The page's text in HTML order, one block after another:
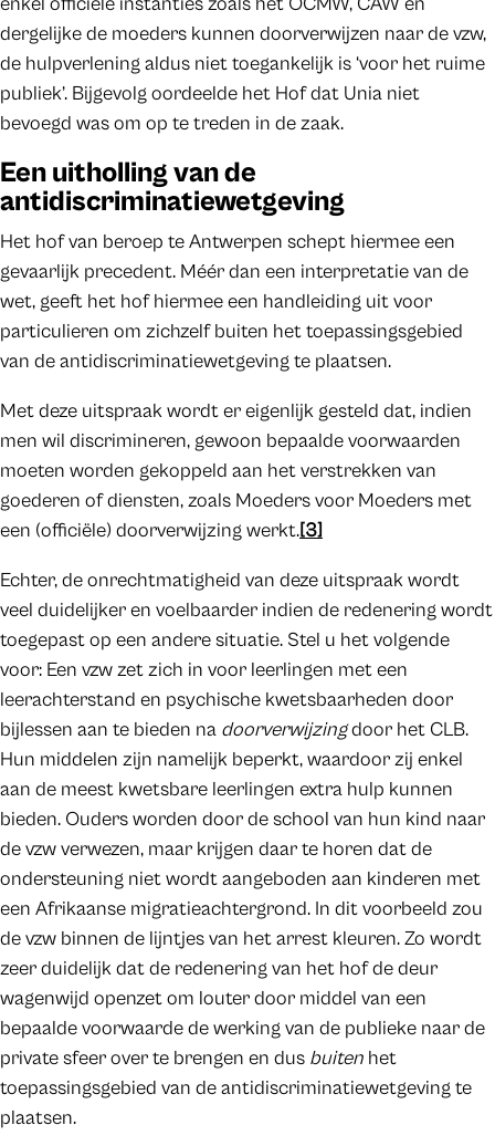
dergelijke de moeders kunnen doorverwijzen naar de vzw,
de hulpverlening aldus niet toegankelijk is ‘voor het ruime
publiek’. Bijgevolg oordeelde het Hof dat Unia niet
bevoegd was om op te treden in de zaak.
Een uitholling van de
antidiscriminatiewetgeving
Het hof van beroep te Antwerpen schept hiermee een
gevaarlijk precedent. Méér dan een interpretatie van de
wet, geeft het hof hiermee een handleiding uit voor
particulieren om zichzelf buiten het toepassingsgebied
van de antidiscriminatiewetgeving te plaatsen.
Met deze uitspraak wordt er eigenlijk gesteld dat, indien
men wil discrimineren, gewoon bepaalde voorwaarden
moeten worden gekoppeld aan het verstrekken van
goederen of diensten, zoals Moeders voor Moeders met
een (officiële) doorverwijzing werkt.[3]
Echter, de onrechtmatigheid van deze uitspraak wordt
veel duidelijker en voelbaarder indien de redenering wordt
toegepast op een andere situatie. Stel u het volgende
voor: Een vzw zet zich in voor leerlingen met een
leerachterstand en psychische kwetsbaarheden door
bijlessen aan te bieden na doorverwijzingdoor het CLB.
Hun middelen zijn namelijk beperkt, waardoor zij enkel
aan de meest kwetsbare leerlingen extra hulp kunnen
bieden. Ouders worden door de school van hun kind naar
de vzw verwezen, maar krijgen daar te horen dat de
ondersteuning niet wordt aangeboden aan kinderen met
een Afrikaanse migratieachtergrond. In dit voorbeeld zou
de vzw binnen de lijntjes van het arrest kleuren. Zo wordt
zeer duidelijk dat de redenering van het hof de deur
wagenwijd openzet om louter door middel van een
bepaalde voorwaarde de werking van de publieke naar de
private sfeer over te brengen en dus buiten het
toepassingsgebied van de antidiscriminatiewetgeving te
plaatsen.